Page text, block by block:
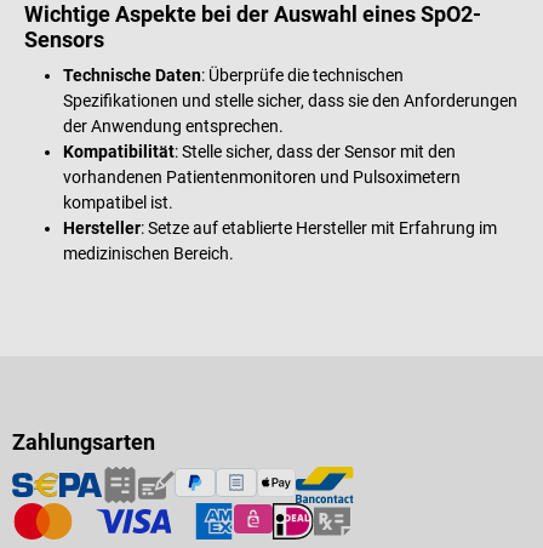
Wichtige Aspekte bei der Auswahl eines SpO2-
Sensors
Technische Daten: Überprüfe die technischen
Spezifikationen und stelle sicher, dass sie den Anforderungen
der Anwendung entsprechen.
Kompatibilität: Stelle sicher, dass der Sensor mit den
vorhandenen Patientenmonitoren und Pulsoximetern
kompatibel ist.
Hersteller: Setze auf etablierte Hersteller mit Erfahrung im
medizinischen Bereich.
Zahlungsarten